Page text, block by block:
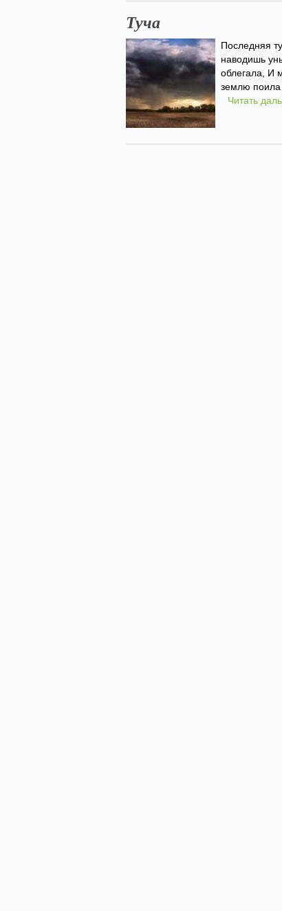
Туча
Последняя
наводишь
облегала, И
землю поила
Читать